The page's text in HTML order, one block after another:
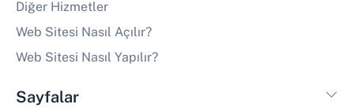
Diğer Hizmetler
Web Sitesi Nasıl Açılır?
Web Sitesi Nasıl Yapılır?
Sayfalar